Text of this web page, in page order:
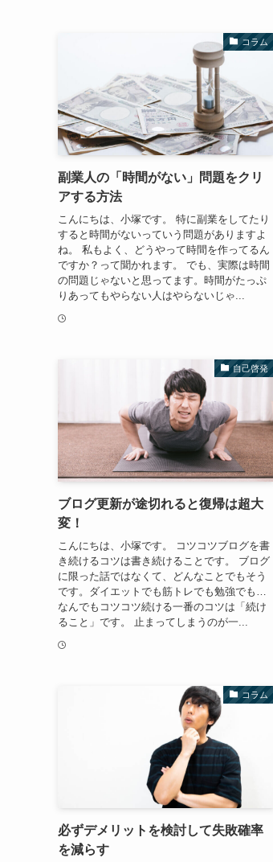
コラム
副業人の「時間がない」問題をクリ
アする方法
こんにちは、小塚です。 特に副業をしてたり
すると時間がないっていう問題がありますよ
ね。 私もよく、どうやって時間を作ってるん
ですか？って聞かれます。 でも、実際は時間
の問題じゃないと思ってます。時間がたっぷ
りあってもやらない人はやらないじゃ...
自己啓発
ブログ更新が途切れると復帰は超大
変！
こんにちは、小塚です。 コツコツブログを書
き続けるコツは書き続けることです。 ブログ
に限った話ではなくて、どんなことでもそう
です。ダイエットでも筋トレでも勉強でも…
なんでもコツコツ続ける一番のコツは「続け
ること」です。 止まってしまうのが一...
コラム
必ずデメリットを検討して失敗確率
を減らす